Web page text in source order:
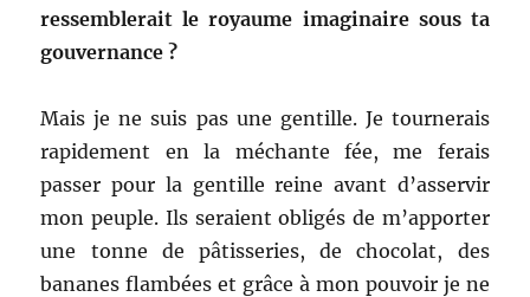
ressemblerait le royaume imaginaire sous ta
gouvernance ?
Mais je ne suis pas une gentille. Je tournerais
rapidement en la méchante fée, me ferais
passer pour la gentille reine avant d’asservir
mon peuple. Ils seraient obligés de m’apporter
une tonne de pâtisseries, de chocolat, des
bananes flambées et grâce à mon pouvoir je ne